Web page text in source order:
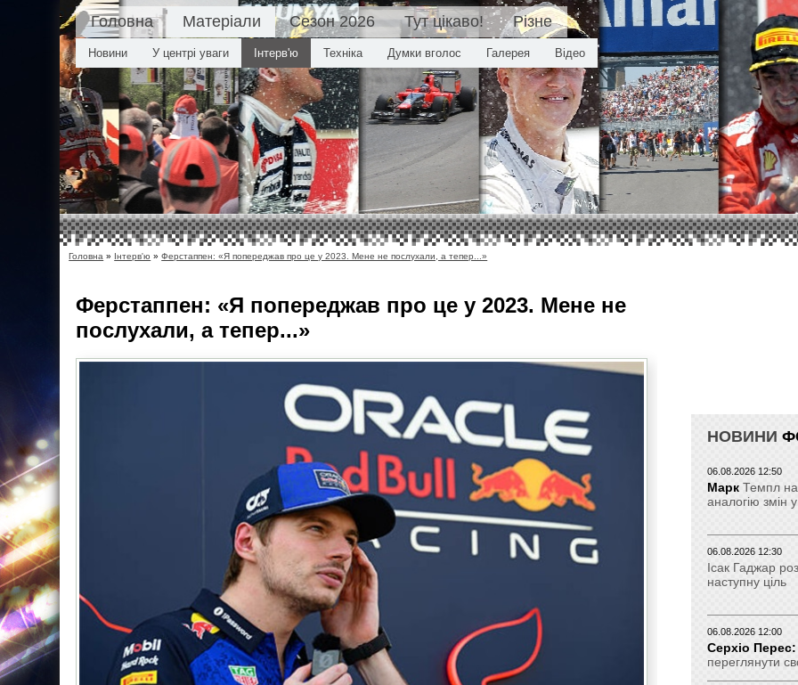
Головна Матеріали
Новини У центрі уваги Інтерв'ю Техніка Думки вголос Галерея Відео
Сезон 2026 Тут цікаво! Різне
Головна » Інтерв'ю »Ферстаппен: «Я попереджав про це у 2023. Мене не послухали, а тепер...»
Ферстаппен: «Я попереджав про це у 2023. Мене не
послухали, а тепер...»
НОВИНИ
06.08.2026 12:50
Марк Темпл
аналогію змін
06.08.2026 12:30
Ісак Гаджар
наступну ціль
06.08.2026 12:00
Серхіо Перес:
переглянути